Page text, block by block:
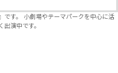
です。 小劇場やテーマパークを中心に活
演中です。